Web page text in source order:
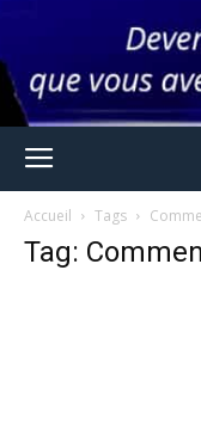
Accueil Tags
Tag: